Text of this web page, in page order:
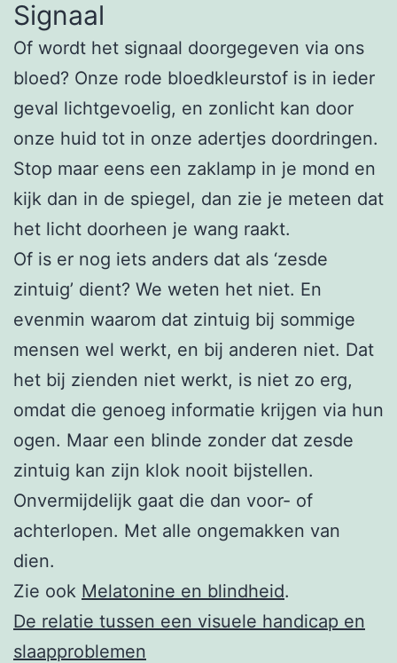
Signaal
Of wordt het signaal doorgegeven via ons
bloed? Onze rode bloedkleurstof is in ieder
geval lichtgevoelig, en zonlicht kan door
onze huid tot in onze adertjes doordringen.
Stop maar eens een zaklamp in je mond en
kijk dan in de spiegel, dan zie je meteen dat
het licht doorheen je wang raakt.
Of is er nog iets anders dat als ‘zesde
zintuig’ dient? We weten het niet. En
evenmin waarom dat zintuig bij sommige
mensen wel werkt, en bij anderen niet. Dat
het bij zienden niet werkt, is niet zo erg,
omdat die genoeg informatie krijgen via hun
ogen. Maar een blinde zonder dat zesde
zintuig kan zijn klok nooit bijstellen.
Onvermijdelijk gaat die dan voor- of
achterlopen. Met alle ongemakken van
dien.
Zie ook Melatonine en blindheid.
De relatie tussen een visuele handicap en
slaapproblemen